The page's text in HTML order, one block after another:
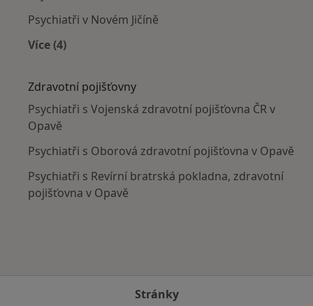
Psychiatři v Novém Jičíně
Více (4)
Zdravotní pojišťovny
Psychiatři s Vojenská zdravotní pojišťovna ČR v
Opavě
Psychiatři s Oborová zdravotní pojišťovna v Opavě
Psychiatři s Revírní bratrská pokladna, zdravotní
pojišťovna v Opavě
Stránky